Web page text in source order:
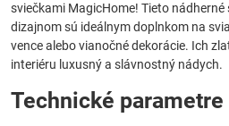
sviečkami MagicHome! Tieto
dizajnom sú ideálnym doplnkom na
vence alebo vianočné dekorácie. Ich
interiéru luxusný a slávnostný nádych.
Technické parametre